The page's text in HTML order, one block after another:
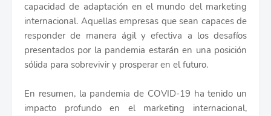
capacidad de adaptación en el mundo del marketing
internacional. Aquellas empresas que sean capaces de
responder de manera ágil y efectiva a los desafíos
presentados por la pandemia estarán en una posición
sólida para sobrevivir y prosperar en el futuro.
En resumen, la pandemia de COVID-19 ha tenido un
impacto profundo en el marketing internacional,